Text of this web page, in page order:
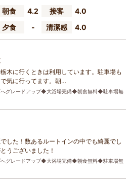
朝食 4.2 接客
4.0
夕食 - 清潔感 4.0
木に行くときは利用しています。駐車場も
気に行ってます。朝…
へグレードアップ◆大浴場完備◆朝食無料◆駐車場無
した！数あるルートインの中でも綺麗でし
うございました！
へグレードアップ◆大浴場完備◆朝食無料◆駐車場無